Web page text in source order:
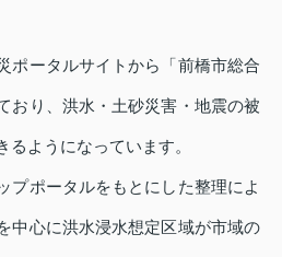
ポータルサイトから「前橋市総合
おり、洪水・土砂災害・地震の被
ようになっています。
プポータルをもとにした整理によ
中心に洪水浸水想定区域が市域の